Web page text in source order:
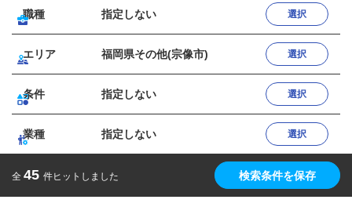
職種 指定しない 選択
エリア 福岡県その他(宗像市) 選択
条件 指定しない 選択
業種 指定しない 選択
全 45 件ヒットしました 検索条件を保存